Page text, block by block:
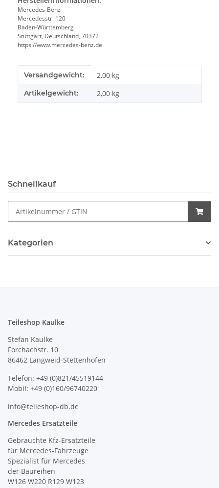
Mercedes-Benz
Mercedesstr. 120
Baden-Württemberg
Stuttgart, Deutschland, 70372
https://www.mercedes-benz.de
Produkteigenschaft
Wert
Versandgewicht: 2,00 kg
Artikelgewicht: 2,00 kg
Schnellkauf
Kategorien
Teileshop Kaulke
Stefan Kaulke
Forchachstr. 10
86462 Langweid-Stettenhofen
Telefon: +49 (0)821/45519144
Mobil: +49 (0)160/96740220
info@teileshop-db.de
Mercedes Ersatzteile
Gebrauchte Kfz-Ersatzteile
für Mercedes-Fahrzeuge
Spezialist für Mercedes
der Baureihen
W126 W220 R129 W123